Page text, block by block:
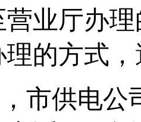
业厅办
理的方式
市供电公